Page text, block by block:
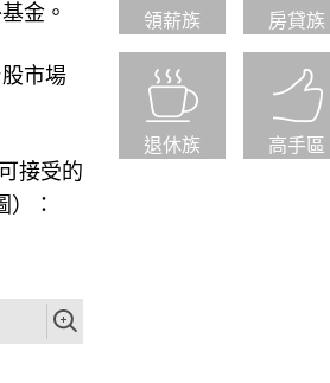
金。
市場
接受的
：
領薪族 房貸族
退休族 高手區